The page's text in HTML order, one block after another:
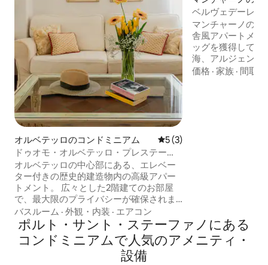
オルベテッロのコンドミニアム レビュー3件、5つ星中5つ
5 (3)
ドゥオモ・オルベテッロ・プレステー
ジ・ハウス
オルベテッロの中心部にある、エレベー
ター付きの歴史的建造物内の高級アパー
トメント。 広々とした2階建てのお部屋
で、最大限のプライバシーが確保されま
す。リビングルーム3室、スマートワーク
ステーションスペース、ダブルベッドル
ーム2室、バスルーム3室。専用バルコニ
ー付き。 エアコンと高速Wi-Fi完備。 車で
玄関まで来て、荷物を降ろすことができ
バスルーム · 外観・内装 · エアコン
ム
ベルヴェデーレと
ウスのマレンマ
マンチャーノの歴
舎風アパートメン
ッグを獲得してお
海、アルジェンタ
景色を眺めること
価格 ·家族 · 間取り
ポルト・サント・ステーファノにある
コンドミニアムで人気のアメニティ・
設備